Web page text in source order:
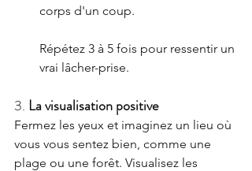
corps d'un coup.
Répétez 3 à 5 fois pour ressentir un
vrai lâcher-prise.
3. La visualisation positive
Fermez les yeux et imaginez un lieu où
vous vous sentez bien, comme une
plage ou une forêt. Visualisez les